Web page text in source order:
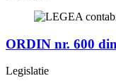
ORDIN nr. 600
Legislatie